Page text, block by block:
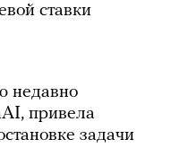
ставки
недавно
привела
задачи